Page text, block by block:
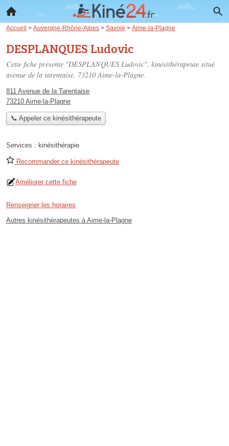
Accueil > Auvergne-Rhône-Alpes > Savoie > Aime-la-Plagne
DESPLANQUES Ludovic
Cette fiche présente "DESPLANQUES Ludovic", kinésithérapeute situé
avenue de la tarentaise, 73210 Aime-la-Plagne.
811 Avenue de la Tarentaise
73210 Aime-la-Plagne
📞 Appeler ce kinésithérapeute
Services : kinésithérapie
Recommander ce kinésithérapeute
Améliorer cette fiche
Renseigner les horaires
Autres kinésithérapeutes à Aime-la-Plagne